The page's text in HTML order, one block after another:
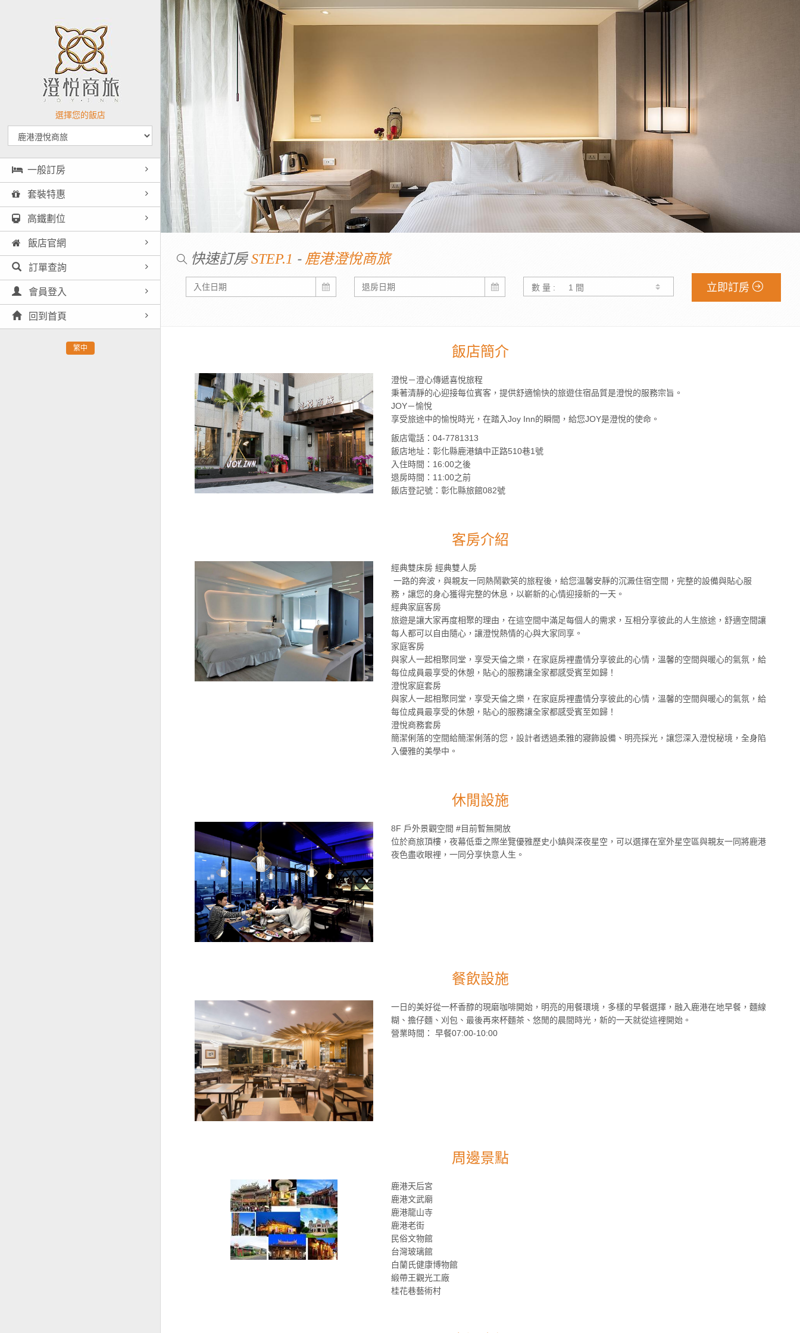
選擇您的飯店
一般訂房
套裝特惠
高鐵劃位
飯店官網
訂單查詢
會員登入
回到首頁
繁中
快速訂房STEP.1 - 鹿港澄悅商旅
數 量 : 立即訂房
飯店簡介
澄悅－澄心傳遞喜悅旅程
秉著清靜的心迎接每位賓客，提供舒適愉快的旅遊住宿品質是澄悅的服務宗旨。
JOY－愉悅
享受旅途中的愉悅時光，在踏入Joy Inn的瞬間，給您JOY是澄悅的使命。
飯店電話：04-7781313
飯店地址：彰化縣鹿港鎮中正路510巷1號
入住時間：16:00之後
退房時間：11:00之前
飯店登記號：彰化縣旅館082號
客房介紹
經典雙床房 經典雙人房
一路的奔波，與親友一同熱鬧歡笑的旅程後，給您溫馨安靜的沉澱住宿空間，完整的設備與貼心服
務，讓您的身心獲得完整的休息，以嶄新的心情迎接新的一天。
經典家庭客房
旅遊是讓大家再度相聚的理由，在這空間中滿足每個人的需求，互相分享彼此的人生旅途，舒適空間讓
每人都可以自由隨心，讓澄悅熱情的心與大家同享。
家庭客房
與家人一起相聚同堂，享受天倫之樂，在家庭房裡盡情分享彼此的心情，溫馨的空間與暖心的氣氛，給
每位成員最享受的休憩，貼心的服務讓全家都感受賓至如歸！
澄悅家庭套房
與家人一起相聚同堂，享受天倫之樂，在家庭房裡盡情分享彼此的心情，溫馨的空間與暖心的氣氛，給
每位成員最享受的休憩，貼心的服務讓全家都感受賓至如歸！
澄悅商務套房
簡潔俐落的空間給簡潔俐落的您，設計者透過柔雅的寢飾設備、明亮採光，讓您深入澄悅秘境，全身陷
入優雅的美學中。
休閒設施
8F 戶外景觀空間 #目前暫無開放
位於商旅頂樓，夜幕低垂之際坐覽優雅歷史小鎮與深夜星空，可以選擇在室外星空區與親友一同將鹿港
夜色盡收眼裡，一同分享快意人生。
餐飲設施
一日的美好從一杯香醇的現磨咖啡開始，明亮的用餐環境，多樣的早餐選擇，融入鹿港在地早餐，麵線
糊、擔仔麵、刈包、最後再來杯麵茶、悠閒的晨間時光，新的一天就從這裡開始。
營業時間： 早餐07:00-10:00
周邊景點
鹿港天后宮
鹿港文武廟
鹿港龍山寺
鹿港老街
民俗文物館
台灣玻璃館
白蘭氏健康博物館
緞帶王觀光工廠
桂花巷藝術村